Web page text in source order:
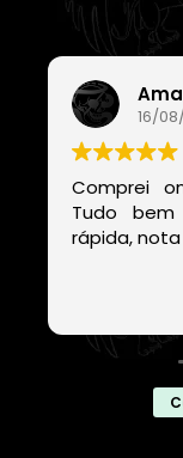
16/
Comprei
Tudo
rápida, nota